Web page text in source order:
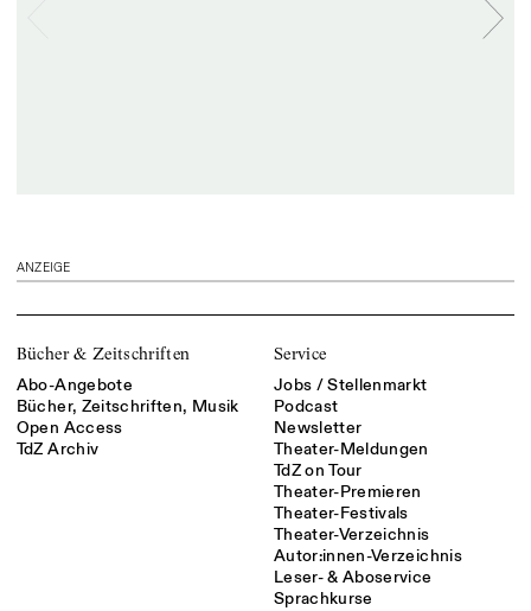
ANZEIGE
Bücher & Zeitschriften
Abo-Angebote
Bücher, Zeitschriften, Musik
Open Access
TdZ Archiv
Service
Jobs / Stellenmarkt
Podcast
Newsletter
Theater-Meldungen
TdZ on Tour
Theater-Premieren
Theater-Festivals
Theater-Verzeichnis
Autor:innen-Verzeichnis
Leser- & Aboservice
Sprachkurse